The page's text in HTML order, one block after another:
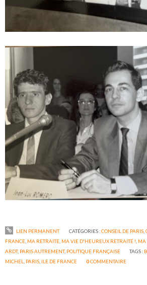
LIEN PERMANENT CATÉGORIES :CONSEIL DE PARIS,
FRANCE MA RETRAITE MA VIE D'HEUREUX RETRAITÉ ! MA
ARDT, PARIS AUTREMENT, POLITIQUE FRANÇAISE TAGS :
MICHEL
PARIS ILE DE FRANCE 0COMMENTAIRE